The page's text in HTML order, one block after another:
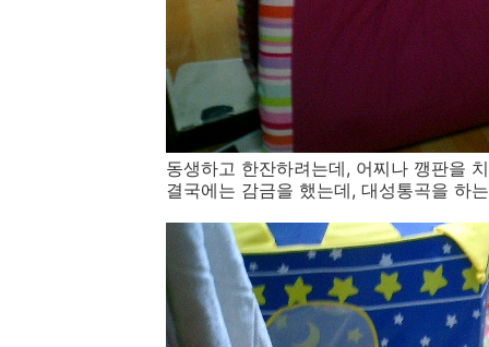
동생하고 한잔하려는데, 어찌나 깽판을
결국에는 감금을 했는데, 대성통곡을 하